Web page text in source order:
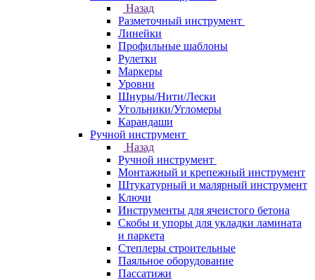
Назад
Разметочный инструмент
Линейки
Профильные шаблоны
Рулетки
Маркеры
Уровни
Шнуры/Нити/Лески
Угольники/Угломеры
Карандаши
Ручной инструмент
Назад
Ручной инструмент
Монтажный и крепежный инструмент
Штукатурный и малярный инструмент
Ключи
Инструменты для ячеистого бетона
Скобы и упоры для укладки ламината
и паркета
Степлеры строительные
Паяльное оборудование
Пассатижи